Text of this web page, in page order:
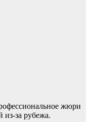
жюри
из-за рубежа.